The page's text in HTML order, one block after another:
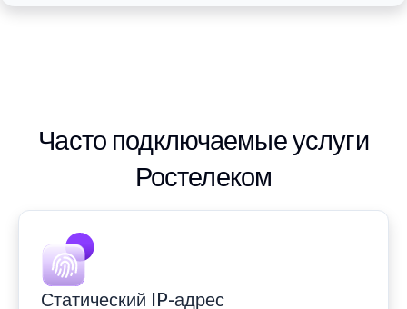
Часто подключаемые услуги
Ростелеком
Статический IP-адрес